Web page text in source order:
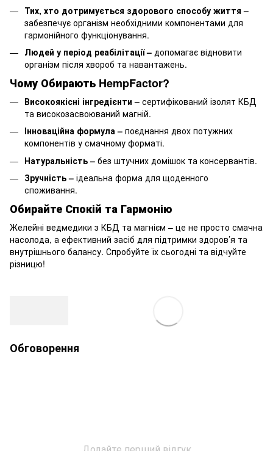
Тих, хто дотримується здорового способу життя –
забезпечує організм необхідними компонентами для
гармонійного функціонування.
Людей у період реабілітації – допомагає відновити
організм після хвороб та навантажень.
Чому Обирають HempFactor?
Високоякісні інгредієнти – сертифікований ізолят КБД
та високозасвоюваний магній.
Інноваційна формула – поєднання двох потужних
компонентів у смачному форматі.
Натуральність – без штучних домішок та консервантів.
Зручність – ідеальна форма для щоденного
споживання.
Обирайте Спокій та Гармонію
Желейні ведмедики з КБД та магнієм – це не просто смачна
насолода, а ефективний засіб для підтримки здоров’я та
внутрішнього балансу. Спробуйте їх сьогодні та відчуйте
різницю!
Обговорення